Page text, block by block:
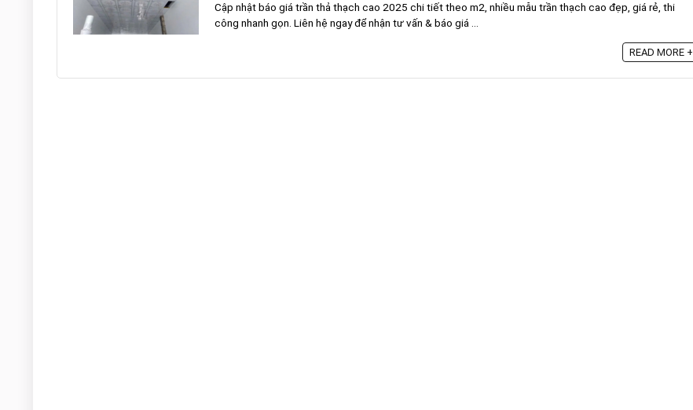
Cập nhật báo giá trần thả thạch cao 2025 chi tiết theo m2, nhiều mẫu trần thạch cao đẹp, giá rẻ, thi
công nhanh gọn. Liên hệ ngay để nhận tư vấn & báo giá ...
READ MORE +